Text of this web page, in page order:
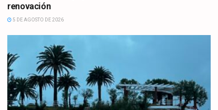
renovación
5 DE AGOSTO DE 2026